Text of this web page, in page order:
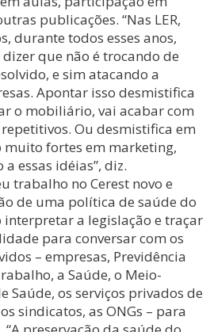
publicações. “Nas LER,
durante todos esses anos,
que não é trocando de
e sim atacando a
Apontar isso desmistifica
o mobiliário, vai acabar com
Ou desmistifica em
muito fortes em marketing,
essas idéias”, diz.
trabalho no Cerest novo e
de uma política de saúde do
a legislação e traçar
para conversar com os
– empresas, Previdência
a Saúde, o Meio-
Saúde, os serviços privados de
sindicatos, as ONGs – para